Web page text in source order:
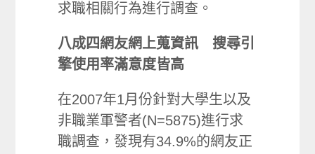
求職相關行為進行調查。
八成四網友網上蒐資訊 搜尋引
擎使用率滿意度皆高
在2007年1月份針對大學生以及
非職業軍警者(N=5875)進行求
職調查，發現有34.9%的網友正